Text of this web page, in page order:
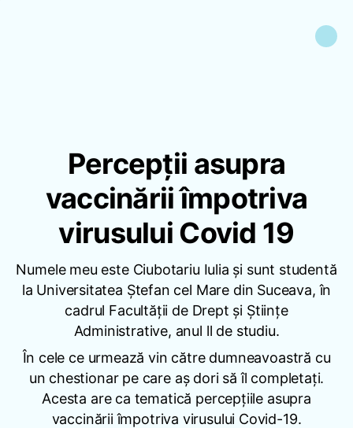
Percepții asupra
vaccinării împotriva
virusului Covid 19
Numele meu este Ciubotariu Iulia și sunt studentă
la Universitatea Ștefan cel Mare din Suceava, în
cadrul Facultății de Drept și Științe
Administrative, anul ll de studiu.
În cele ce urmează vin către dumneavoastră cu
un chestionar pe care aș dori să îl completați.
Acesta are ca tematică percepțiile asupra
vaccinării împotriva virusului Covid-19.